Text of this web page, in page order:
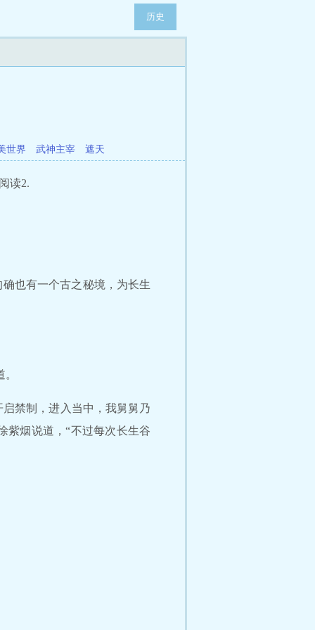
历史
世界 武神主宰 遮天
读2.
也有一个古之秘境，为长生
禁制，进入当中，我舅舅乃
紫烟说道，“不过每次长生谷